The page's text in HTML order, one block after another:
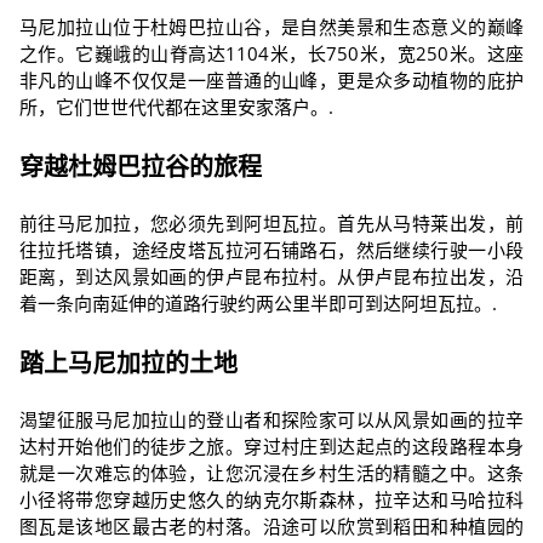
马尼加拉山位于杜姆巴拉山谷，是自然美景和生态意义的巅峰
之作。它巍峨的山脊高达1104米，长750米，宽250米。这座
非凡的山峰不仅仅是一座普通的山峰，更是众多动植物的庇护
所，它们世世代代都在这里安家落户。.
穿越杜姆巴拉谷的旅程
前往马尼加拉，您必须先到阿坦瓦拉。首先从马特莱出发，前
往拉托塔镇，途经皮塔瓦拉河石铺路石，然后继续行驶一小段
距离，到达风景如画的伊卢昆布拉村。从伊卢昆布拉出发，沿
着一条向南延伸的道路行驶约两公里半即可到达阿坦瓦拉。.
踏上马尼加拉的土地
渴望征服马尼加拉山的登山者和探险家可以从风景如画的拉辛
达村开始他们的徒步之旅。穿过村庄到达起点的这段路程本身
就是一次难忘的体验，让您沉浸在乡村生活的精髓之中。这条
小径将带您穿越历史悠久的纳克尔斯森林，拉辛达和马哈拉科
图瓦是该地区最古老的村落。沿途可以欣赏到稻田和种植园的